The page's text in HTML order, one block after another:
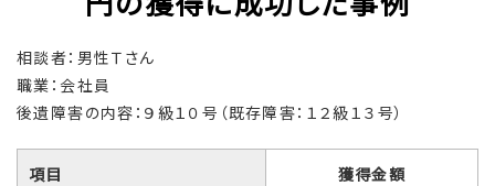
相談者：男性Ｔさん
職業：会社員
後遺障害の内容：９級１０号（既存障害：１２級１３号）
項目 獲得金額